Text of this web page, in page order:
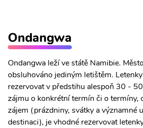
Ondangwa
Ondangwa leží ve státě Namibie.
obsluhováno jediným letištěm.
rezervovat v předstihu alespoň 30 -
zájmu o konkrétní termín či o termíny,
zájem (prázdniny, svátky a významné
destinaci), je vhodné rezervovat